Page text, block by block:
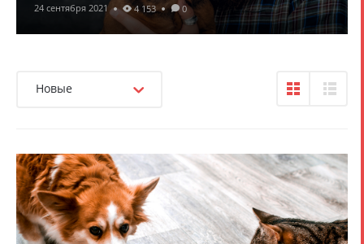
24 сентября 2021 4 153 0
Новые